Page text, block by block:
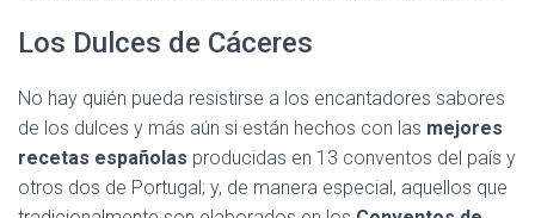
Los Dulces de Cáceres
No hay quién pueda resistirse a los encantadores sabores
de los dulces y más aún si están hechos con las mejores
recetas españolas producidas en 13 conventos del país y
otros dos de Portugal; y, de manera especial, aquellos que